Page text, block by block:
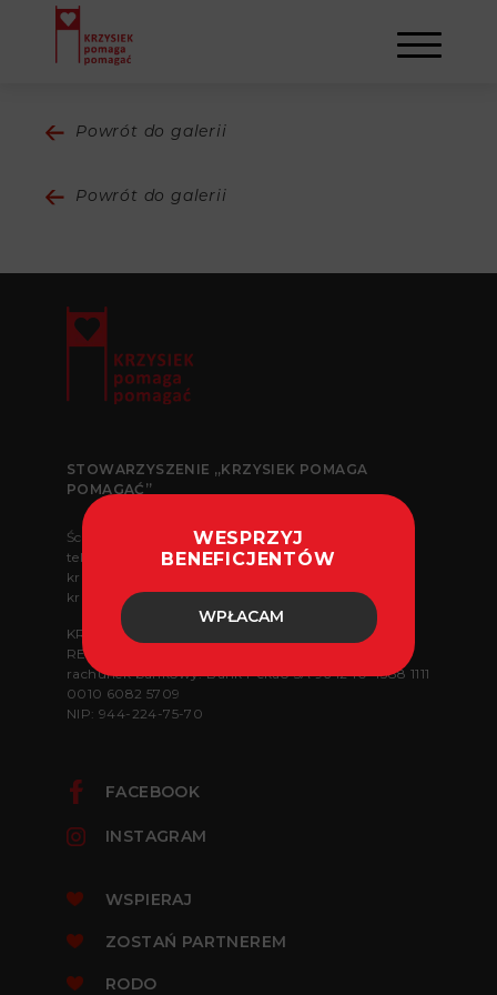
NAPISALI O NAS
GALERIA
NASI BENEFICJENCI
SULEJMAN
WYDARZENIA
KONTAKT
REJESTRACJA
Powrót do galerii
Powrót do galerii
WESPRZYJ
BENEFICJENTÓW
WPŁACAM
STOWARZYSZENIE „KRZYSIEK POMAGA
POMAGAĆ”
Ściejowice 176, Liszki 32-060
tel.
884 972 244
krzysiek@krzysiekpomaga.org
krzysiekpomagapomagac@gmail.com
KRS: 0000 499 667
REGON: 360090688
rachunek bankowy: Bank Pekao SA 96 1240 4588 1111
0010 6082 5709
NIP: 944-224-75-70
FACEBOOK
INSTAGRAM
WSPIERAJ
ZOSTAŃ PARTNEREM
RODO